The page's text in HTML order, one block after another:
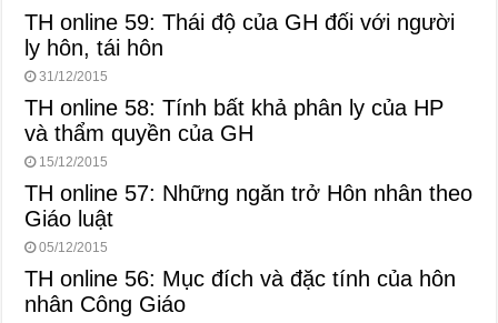
TH online 59: Thái độ của GH đối với người
ly hôn, tái hôn
31/12/2015
TH online 58: Tính bất khả phân ly của HP
và thẩm quyền của GH
15/12/2015
TH online 57: Những ngăn trở Hôn nhân theo
Giáo luật
05/12/2015
TH online 56: Mục đích và đặc tính của hôn
nhân Công Giáo